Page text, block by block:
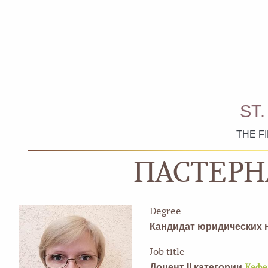
THE
Degree
Кандидат юридических
Job title